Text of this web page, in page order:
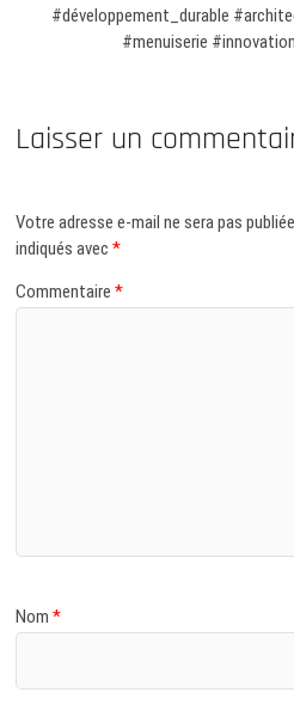
#développement_durable
#menuiserie
Laisser un
Votre adresse e-mail ne sera pas
indiqués avec*
Commentaire*
Nom*